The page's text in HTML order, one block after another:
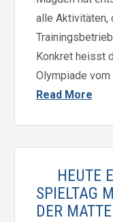
alle Aktivitäten,
Konkret heisst
Olympiade
Read More
HEUTE
SPIELTAG
DER MATTE